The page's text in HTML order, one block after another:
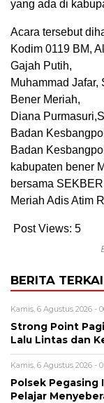
yang ada di
Acara tersebut
Kodim 0119 BM,
Gajah Putih,
Muhammad
Bener Meriah,
Diana
Badan
Badan
kabupaten bener
bersama
Meriah Adis Atim
Post Views: 5
BERITA
Kamis, 6 Agustus 2026 -
Strong Point
Lalu Lintas dan
Kamis, 6 Agustus 2026 -
Polsek
Pelajar